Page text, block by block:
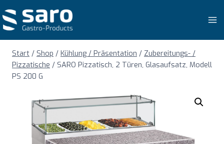
Inhalt
springen
Start / Shop / Kühlung / Präsentation / Zubereitungs- /
Pizzatische / SARO Pizzatisch, 2 Türen, Glasaufsatz, Modell
PS 200 G